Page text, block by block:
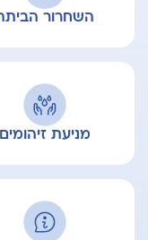
השחרור
מניעת זיהומים